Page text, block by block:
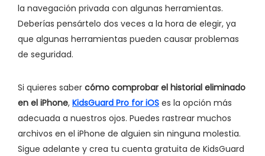
la navegación privada con algunas herramientas.
Deberías pensártelo dos veces a la hora de elegir, ya
que algunas herramientas pueden causar problemas
de seguridad.
Si quieres saber cómo comprobar el historial eliminado
en el iPhone, KidsGuard Pro for iOS es la opción más
adecuada a nuestros ojos. Puedes rastrear muchos
archivos en el iPhone de alguien sin ninguna molestia.
Sigue adelante y crea tu cuenta gratuita de KidsGuard